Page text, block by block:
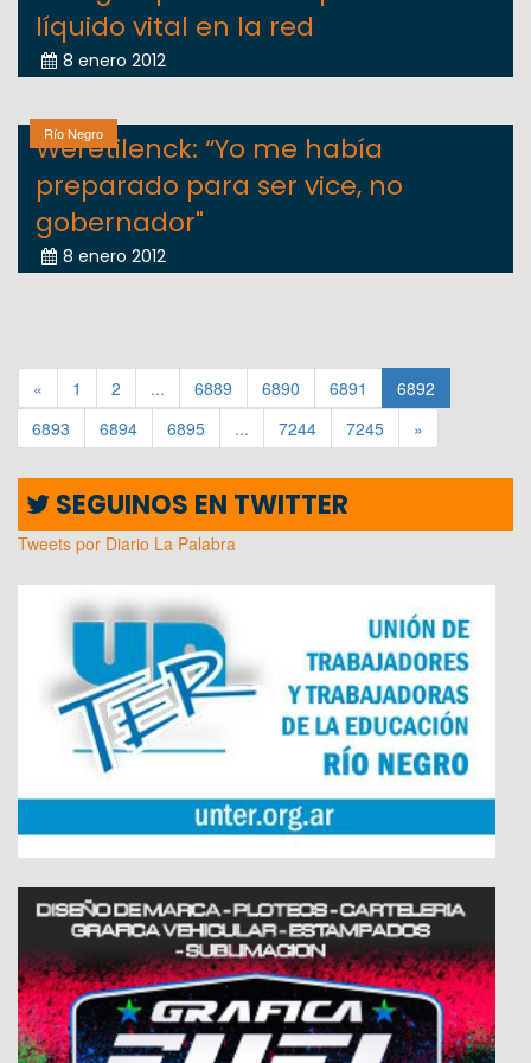
líquido vital en la red
8 enero 2012
Río Negro
Weretilenck: “Yo me había
preparado para ser vice, no
gobernador"
8 enero 2012
« 1 2 ... 6889 6890 6891
6892
6893
6894 6895 ... 7244 7245 »
SEGUINOS EN TWITTER
Tweets por Diario La Palabra